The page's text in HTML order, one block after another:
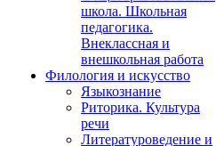
школа. Школьная
педагогика.
Внеклассная и
внешкольная работа
Филология и искусство
Языкознание
Риторика. Культура
речи
Литературоведение и